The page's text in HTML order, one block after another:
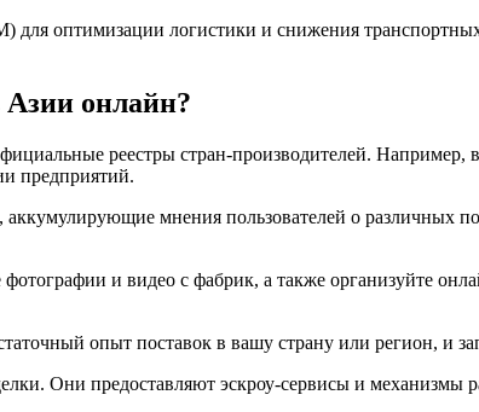
для оптимизации логистики и снижения
онлайн?
реестры стран-производителей. Например,
предприятий.
мнения пользователей о различных
и видео с фабрик, а также организуйте
опыт поставок в вашу страну или регион, и
Они предоставляют эскроу-сервисы и механизмы